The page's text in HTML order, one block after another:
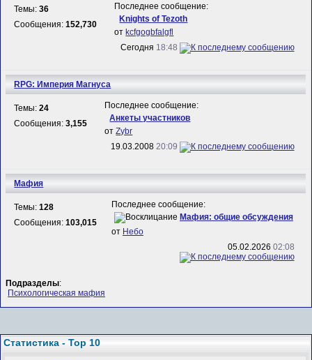
Темы:36
Сообщения:152,730
Последнее сообщение:
Knights of Tezoth
отkcfgogbfalgfl
Сегодня 18:48
RPG: Империя Магнуса
Темы:24
Сообщения:3,155
Последнее сообщение:
Анкеты участников
отZybr
19.03.2008 20:09
Мафия
Темы:128
Сообщения:103,015
Последнее сообщение:
Мафия: общие обсуждения
от Небо
05.02.2026 02:08
Подразделы:
Психологическая мафия
Статистика - Top 10